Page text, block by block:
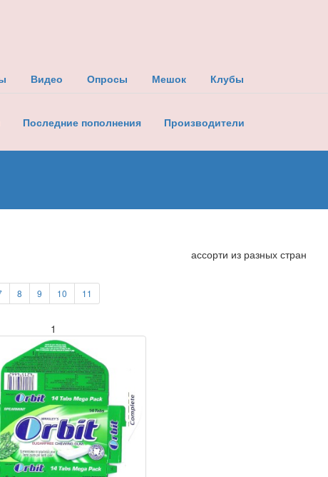
Видео Опросы Мешок Клубы
Последние пополнения
Производители
ассорти из разных стран
8 9 10 11
1